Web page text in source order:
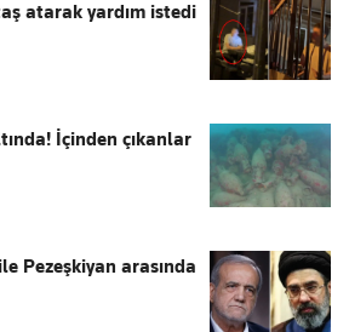
atarak yardım istedi
İçinden çıkanlar
Pezeşkiyan arasında